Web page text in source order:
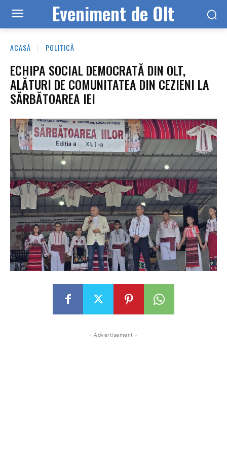
Eveniment de Olt
ACASĂ POLITICĂ
ECHIPA SOCIAL DEMOCRATĂ DIN OLT,
ALĂTURI DE COMUNITATEA DIN CEZIENI LA
SĂRBĂTOAREA IEI
- Advertisement -